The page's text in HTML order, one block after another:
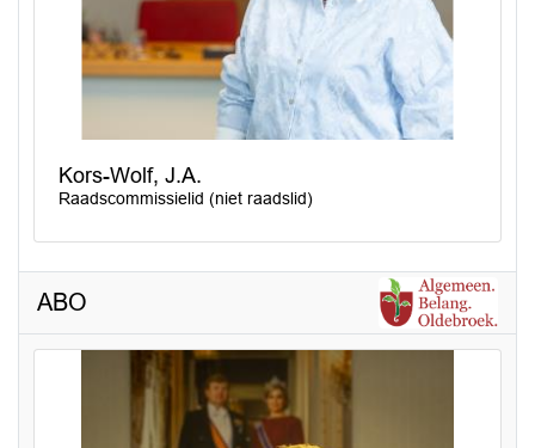
Kors-Wolf, J.A.
Raadscommissielid (niet raadslid)
ABO